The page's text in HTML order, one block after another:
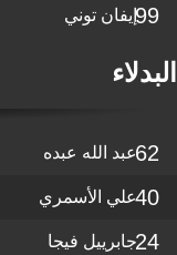
99إيفان توني
البدلاء
62عبد الله عبده
40علي الأسمري
24جابرييل فيجا